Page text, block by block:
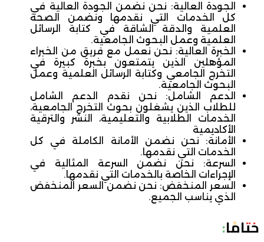
الجودة العالية: نحن نضمن الجودة العالية في
كل الخدمات التي نقدمها ونضمن الصحة
العلمية والدقة الشاقة في كتابة الرسائل
العلمية وعمل البحوث الجامعية.
الخبرة العالية: نحن نعمل مع فريق من الخبراء
المؤهلين الذين يتمتعون بخبرة كبيرة في
التخرج الجامعي وكتابة الرسائل العلمية وعمل
البحوث الجامعية.
الدعم الشامل: نحن نقدم الدعم الشامل
للطلاب الذين يشغلون بحوث التخرج الجامعية،
الخدمات الطلابية والتعليمية، النشر والترقية
الأكاديمية
الأمانة: نحن نضمن الأمانة الكاملة في كل
الخدمات التي نقدمها.
السرعة: نحن نضمن السرعة المثالية في
الإجراءات الخاصة بالخدمات التي نقدمها.
السعر المنخفض: نحن نضمن السعر المنخفض
الذي يناسب الجميع.
ختامًا: